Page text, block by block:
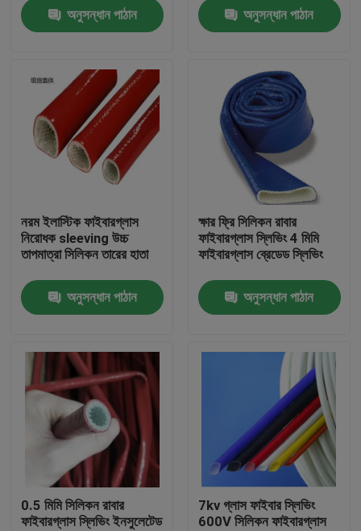
পণ্য
আমাদের সম্পর্কে
কারখানা ভ্রমণ
মান নিয়ন্ত্রণ
যোগাযোগ করুন
উদ্ধৃতির জন্য আবেদন
নমনীয় পিভিসি টিউবিং
তাপ সঙ্কুচিত নল
ঢেউখেলান নমনীয় টিউবিং
অনুসন্ধান পাঠান অনুসন্ধান পাঠান
নরম ইলাস্টিক ফাইবারগ্লাস
নিরোধক sleeving উচ্চ
তাপমাত্রা সিলিকন তারের হাতা
অনুসন্ধান পাঠান
ক্ষার ফ্রি সিলিকন রাবার
ফাইবারগ্লাস স্লিভিং 4 মিমি
ফাইবারগ্লাস ব্রেডেড স্লিভিং
অনুসন্ধান পাঠান
0.5 মিমি সিলিকন রাবার
ফাইবারগ্লাস স্লিভিং ইনসুলেটেড
7kv গ্লাস ফাইবার স্লিভিং
600V সিলিকন ফাইবারগ্লাস